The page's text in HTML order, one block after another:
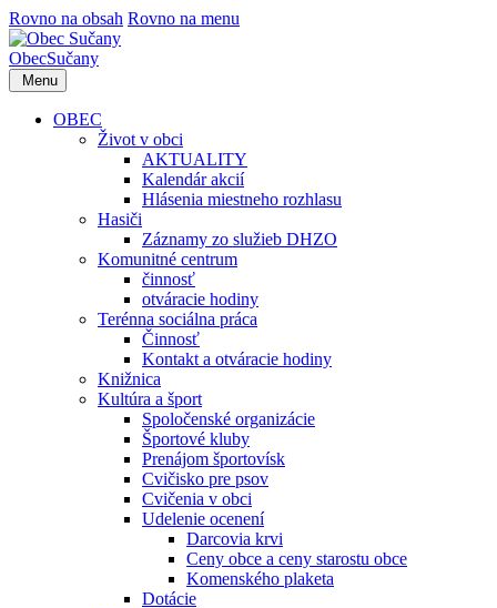
Rovno na obsah Rovno na menu
ObecSučany
Menu
OBEC
Život v obci
AKTUALITY
Kalendár akcií
Hlásenia miestneho rozhlasu
Hasiči
Záznamy zo služieb DHZO
Komunitné centrum
činnosť
otváracie hodiny
Terénna sociálna práca
Činnosť
Kontakt a otváracie hodiny
Knižnica
Kultúra a šport
Spoločenské organizácie
Športové kluby
Prenájom športovísk
Cvičisko pre psov
Cvičenia v obci
Udelenie ocenení
Darcovia krvi
Ceny obce a ceny starostu obce
Komenského plaketa
Dotácie